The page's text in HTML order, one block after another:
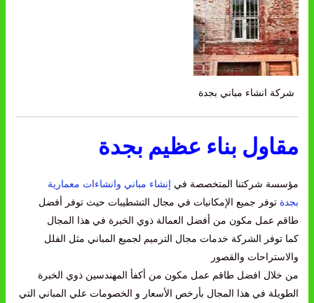
شركة انشاء مباني بجدة
مقاول بناء عظيم بجدة
مؤسسة شركتنا المتخصصة في إنشاء مباني وانشاءات معمارية
بجدة توفر جميع الإمكانيات في مجال التشطيبات حيث توفر أفضل
طاقم عمل مكون من أفضل العمالة ذوي الخبرة في هذا المجال
كما توفر الشركة خدمات مجال الترميم لجميع المباني مثل الفلل
والاستراحات والقصور
من خلال افضل طاقم عمل مكون من أكفأ المهندسين ذوي الخبرة
الطويلة في هذا المجال بأرخص الأسعار و الخصومات علي المباني التي